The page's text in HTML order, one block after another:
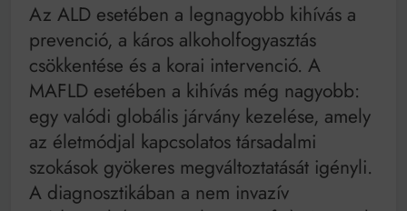
Az ALD esetében a legnagyobb kihívás a
prevenció, a káros alkoholfogyasztás
csökkentése és a korai intervenció. A
MAFLD esetében a kihívás még nagyobb:
egy valódi globális járvány kezelése, amely
az életmódjal kapcsolatos társadalmi
szokások gyökeres megváltoztatását igényli.
A diagnosztikában a nem invazív